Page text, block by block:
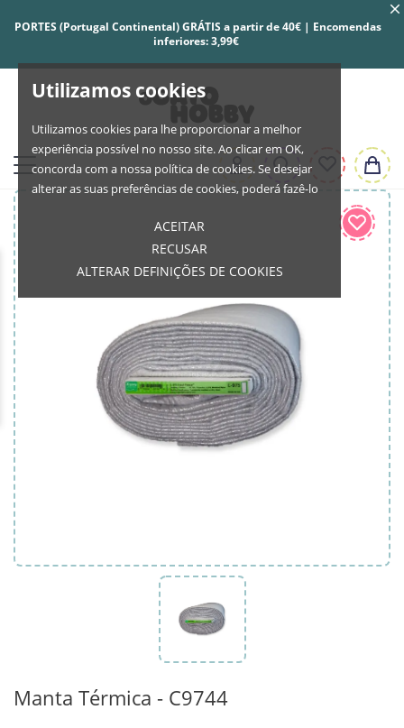
Utilizamos cookies
Utilizamos cookies para lhe proporcionar a melhor
experiência possível no nosso site. Ao clicar em OK,
concorda com a nossa política de cookies. Se desejar
alterar as suas preferências de cookies, poderá fazê-lo
ACEITAR
RECUSAR
ALTERAR DEFINIÇÕES DE COOKIES
PORTES (Portugal Continental) GRÁTIS a partir de 40€ | Encomendas
inferiores: 3,99€
Manta Térmica - C9744